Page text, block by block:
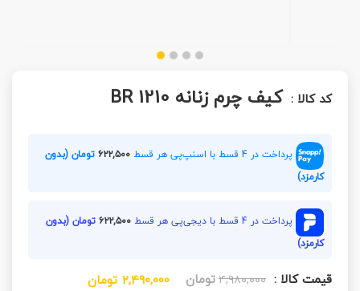
کد کالا : کیف چرم زنانه BR 1210
پرداخت در 4 قسط با اسنپ‌پی هر قسط ۶۲۲,۵۰۰تومان (بدون
کارمزد)
پرداخت در 4 قسط با دیجی‌پی هر قسط ۶۲۲,۵۰۰تومان (بدون
کارمزد)
قیمت کالا : ۴,۹۸۰,۰۰۰تومان ۲,۴۹۰,۰۰۰ تومان